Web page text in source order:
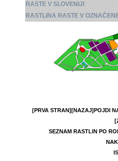
RASTE V SLOVENIJI
RASTLINA RASTE V
[PRVA STRAN][NAZAJ]POJDI
SEZNAM RASTLIN PO